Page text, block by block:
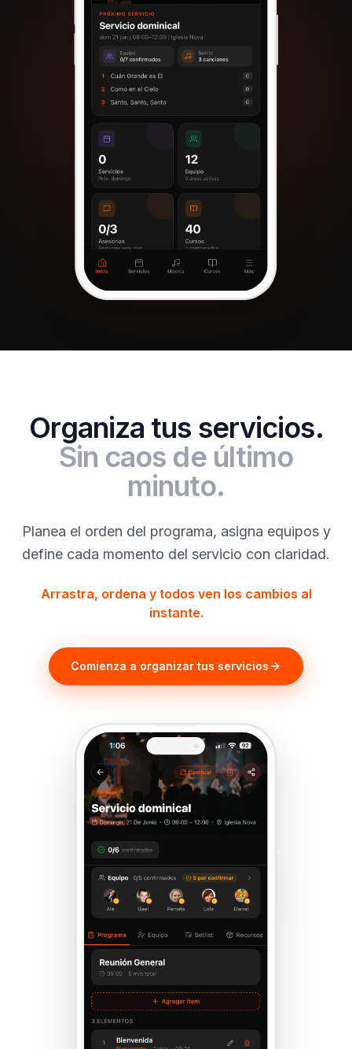
Organiza tus servicios.
Sin caos de último
minuto.
Planea el orden del programa, asigna equipos y
define cada momento del servicio con claridad.
Arrastra, ordena y todos ven los cambios al
instante.
Comienza a organizar tus servicios